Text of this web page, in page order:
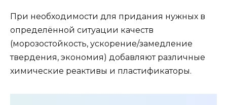
При необходимости для придания нужных в
определённой ситуации качеств
(морозостойкость, ускорение/замедление
твердения, экономия) добавляют различные
химические реактивы и пластификаторы.